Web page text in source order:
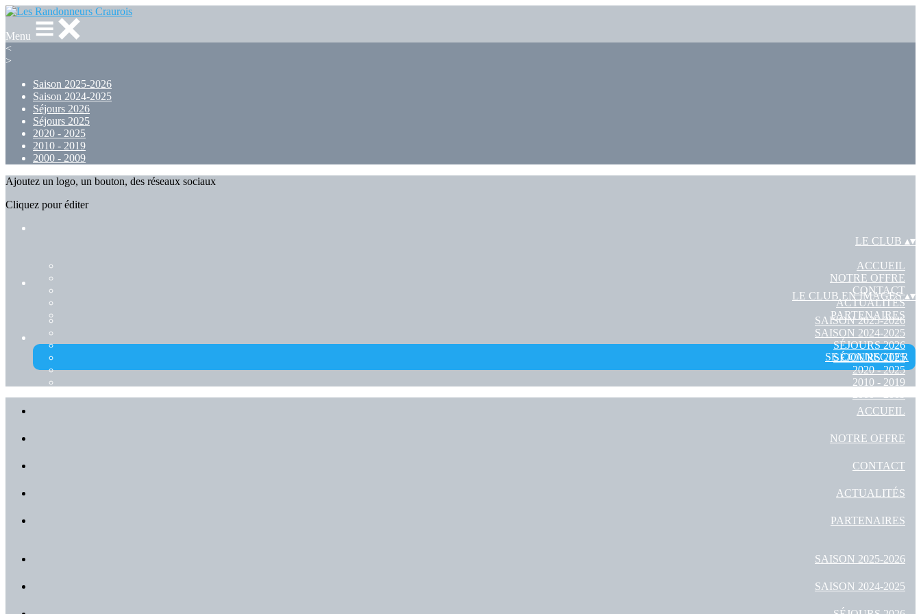
Menu
<
>
Saison 2025-2026
Saison 2024-2025
Séjours 2026
Séjours 2025
2020 - 2025
2010 - 2019
2000 - 2009
Ajoutez un logo, un bouton, des réseaux sociaux
Cliquez pour éditer
LE CLUB ▴▾
ACCUEIL
NOTRE OFFRE
CONTACT
ACTUALITÉS
PARTENAIRES
LE CLUB EN IMAGES▴▾
SAISON 2025-2026
SAISON 2024-2025
SÉJOURS 2026
SÉJOURS 2025
2020 - 2025
2010 - 2019
SE CONNECTER
ACCUEIL
NOTRE OFFRE
CONTACT
ACTUALITÉS
PARTENAIRES
SAISON 2025-2026
SAISON 2024-2025